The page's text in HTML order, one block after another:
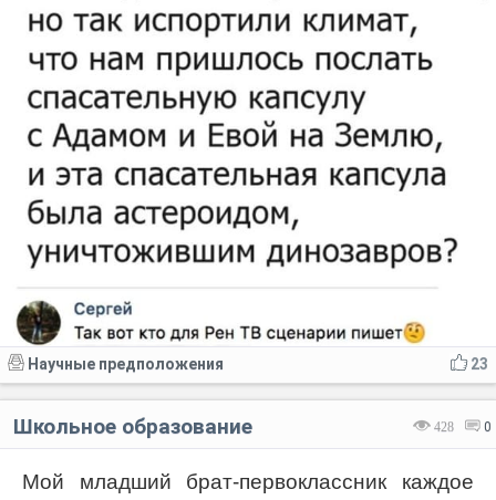
23
Научные предположения
428 0
Школьное образование
Мой младший брат-первоклассник каждое